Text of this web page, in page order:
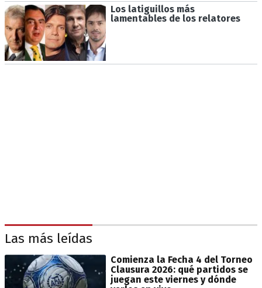
Los latiguillos más
lamentables de los relatores
Las más leídas
Comienza la Fecha 4 del Torneo
Clausura 2026: qué partidos se
juegan este viernes y dónde